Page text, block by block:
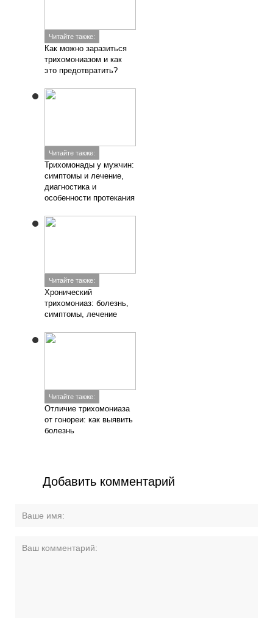
Читайте также:
Как можно заразиться
трихомониазом и как
это предотвратить?
Читайте также:
Трихомонады у мужчин:
симптомы и лечение,
диагностика и
особенности протекания
Читайте также:
Хронический
трихомониаз: болезнь,
симптомы, лечение
Читайте также:
Отличие трихомониаза
от гонореи: как выявить
болезнь
Добавить комментарий